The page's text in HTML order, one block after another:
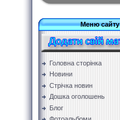
Меню сайту
Головна сторінка
Новини
Стрічка новин
Дошка оголошень
Блог